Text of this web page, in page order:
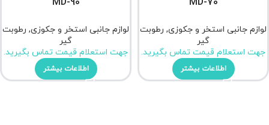
لوازم جانبی استخر و جکوزی, رطوبت
گیر
جهت استعلام قیمت تماس بگیرید.
اطلاعات بیشتر
لوازم جانبی استخر و جکوزی, رطوبت
گیر
جهت استعلام قیمت تماس بگیرید.
اطلاعات بیشتر